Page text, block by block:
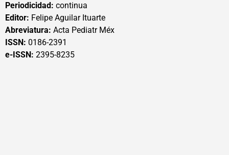
Periodicidad: continua
Editor: Felipe Aguilar Ituarte
Abreviatura: Acta Pediatr Méx
ISSN: 0186-2391
e-ISSN: 2395-8235